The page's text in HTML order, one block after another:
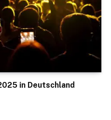
in Deutschland